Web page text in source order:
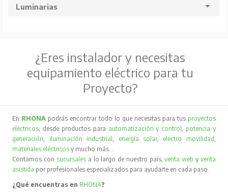
Luminarias
¿Eres instalador y necesitas
equipamiento eléctrico para tu
Proyecto?
En RHONA podrás encontrar todo lo que necesitas para tus proyectos
eléctricos , desde productos para automatización y control
potencia y
generación
iluminación industrial energía solar, electro movilidad
materiales eléctricos y mucho más…
Contamos con sucursales a lo largo de nuestro país,venta web y venta
asistida por profesionales especializados para ayudarte en cada paso.
¿Qué encuentras en RHONA?